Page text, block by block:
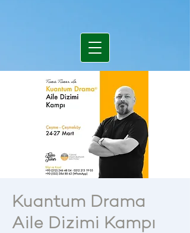
Kuantum Drama
Aile Dizimi Kampı